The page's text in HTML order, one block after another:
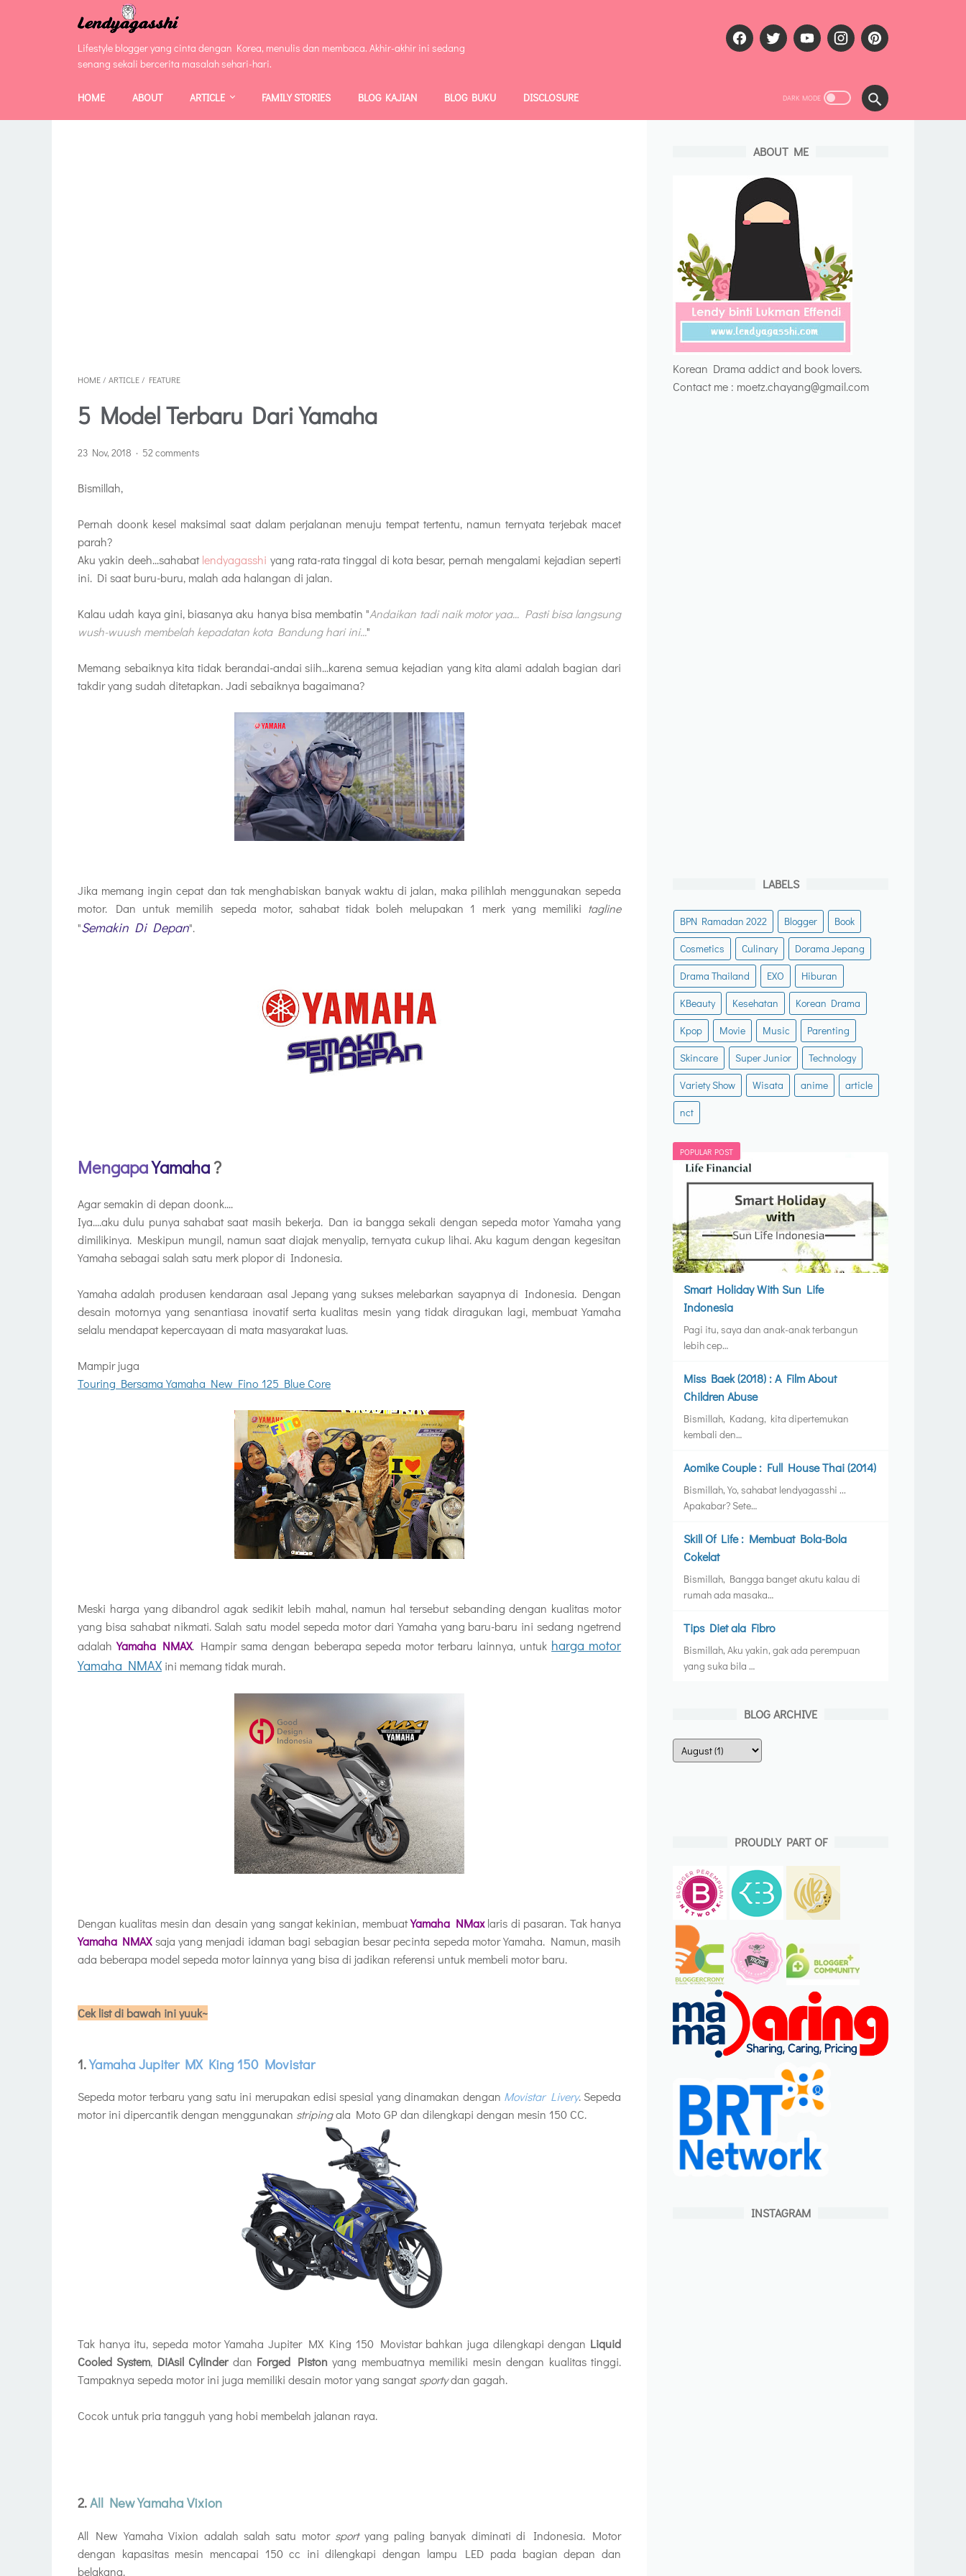
Lifestyle blogger yang cinta dengan Korea, menulis dan membaca. Akhir-akhir ini sedang
senang sekali bercerita masalah sehari-hari.
HOME ABOUT ARTICLE FAMILY STORIES BLOG KAJIAN BLOG BUKU DISCLOSURE
HOME / ARTICLE / FEATURE
5 Model Terbaru Dari Yamaha
23 Nov, 2018 52 comments
Bismillah,
Pernah doonk kesel maksimal saat dalam perjalanan menuju tempat tertentu, namun ternyata terjebak macet
parah?
Aku yakin deeh...sahabatlendyagasshi yang rata-rata tinggal di kota besar, pernah mengalami kejadian seperti
ini. Di saat buru-buru, malah ada halangan di jalan.
Kalau udah kaya gini, biasanya aku hanya bisa membatin "Andaikan tadi naik motor yaa... Pasti bisa langsung
wush-wuush membelah kepadatan kota Bandung hari ini..."
Memang sebaiknya kita tidak berandai-andai siih...karena semua kejadian yang kita alami adalah bagian dari
takdir yang sudah ditetapkan. Jadi sebaiknya bagaimana?
Jika memang ingin cepat dan tak menghabiskan banyak waktu di jalan, maka pilihlah menggunakan sepeda
motor. Dan untuk memilih sepeda motor, sahabat tidak boleh melupakan 1 merk yang memiliki tagline
"Semakin Di Depan".
MengapaYamaha?
Agar semakin di depan doonk....
Iya....aku dulu punya sahabat saat masih bekerja. Dan ia bangga sekali dengan sepeda motor Yamaha yang
dimilikinya. Meskipun mungil, namun saat diajak menyalip, ternyata cukup lihai. Aku kagum dengan kegesitan
Yamaha sebagai salah satu merk plopor di Indonesia.
Yamaha adalah produsen kendaraan asal Jepang yang sukses melebarkan sayapnya di Indonesia. Dengan
desain motornya yang senantiasa inovatif serta kualitas mesin yang tidak diragukan lagi, membuat Yamaha
selalu mendapat kepercayaan di mata masyarakat luas.
Mampir juga
Touring Bersama Yamaha New Fino 125 Blue Core
Meski harga yang dibandrol agak sedikit lebih mahal, namun hal tersebut sebanding dengan kualitas motor
yang bisa sahabat nikmati. Salah satu model sepeda motor dari Yamaha yang baru-baru ini sedang ngetrend
adalahYamaha NMAX. Hampir sama dengan beberapa sepeda motor terbaru lainnya, untuk harga motor
Yamaha NMAX ini memang tidak murah.
Dengan kualitas mesin dan desain yang sangat kekinian, membuatYamaha NMaxlaris di pasaran. Tak hanya
Yamaha NMAXsaja yang menjadi idaman bagi sebagian besar pecinta sepeda motor Yamaha. Namun, masih
ada beberapa model sepeda motor lainnya yang bisa di jadikan referensi untuk membeli motor baru.
Cek list di bawah ini yuuk~
1.Yamaha Jupiter MX King 150 Movistar
Sepeda motor terbaru yang satu ini merupakan edisi spesial yang dinamakan dengan Movistar Livery. Sepeda
motor ini dipercantik dengan menggunakan stripingala Moto GP dan dilengkapi dengan mesin 150 CC.
Tak hanya itu, sepeda motor Yamaha Jupiter MX King 150 Movistar bahkan juga dilengkapi dengan Liquid
Cooled System, DiAsil Cylinder dan Forged Piston yang membuatnya memiliki mesin dengan kualitas tinggi.
Tampaknya sepeda motor ini juga memiliki desain motor yang sangatsportydan gagah.
Cocok untuk pria tangguh yang hobi membelah jalanan raya.
2.All New Yamaha Vixion
All New Yamaha Vixion adalah salah satu motor sportyang paling banyak diminati di Indonesia. Motor
dengan kapasitas mesin mencapai 150 cc ini dilengkapi dengan lampu LED pada bagian depan dan
belakang.
ABOUT ME
Korean Drama addict and book lovers.
Contact me : moetz.chayang@gmail.com
LABELS
BPN Ramadan 2022 Blogger
Book
Cosmetics
Culinary
Dorama Jepang
Drama Thailand
EXO
Hiburan
KBeauty
Kesehatan
Korean Drama
Kpop
Movie Music
Parenting
Skincare
Super Junior
Technology
Variety Show
Wisata anime
article
nct
POPULAR POST
Smart Holiday With Sun Life
Indonesia
Pagi itu, saya dan anak-anak terbangun
lebih cep…
Miss Baek (2018) : A Film About
Children Abuse
Bismillah, Kadang, kita dipertemukan
kembali den…
Aomike Couple : Full House Thai (2014)
Bismillah, Yo, sahabat lendyagasshi ...
Apakabar? Sete…
Skill Of Life : Membuat Bola-Bola
Cokelat
Bismillah, Bangga banget akutu kalau di
rumah ada masaka…
Tips Diet ala Fibro
Bismillah, Aku yakin, gak ada perempuan
yang suka bila …
BLOG ARCHIVE
PROUDLY PART OF
INSTAGRAM